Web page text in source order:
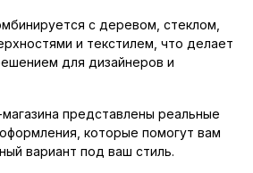
с деревом, стеклом,
и текстилем, что делает
для дизайнеров и
представлены реальные
которые помогут вам
вариант под ваш стиль.